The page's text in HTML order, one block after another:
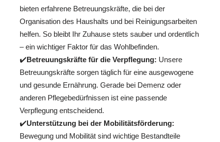
bieten erfahrene Betreuungskräfte, die bei der
Organisation des Haushalts und bei Reinigungsarbeiten
helfen. So bleibt Ihr Zuhause stets sauber und ordentlich
– ein wichtiger Faktor für das Wohlbefinden.
✔️Betreuungskräfte für die Verpflegung: Unsere
Betreuungskräfte sorgen täglich für eine ausgewogene
und gesunde Ernährung. Gerade bei Demenz oder
anderen Pflegebedürfnissen ist eine passende
Verpflegung entscheidend.
✔️Unterstützung bei der Mobilitätsförderung:
Bewegung und Mobilität sind wichtige Bestandteile